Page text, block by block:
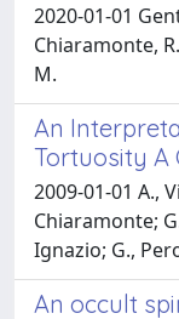
2020-01-01
Chiaramonte,
M.
An
Tortuosity A
2009-01-01 A.,
Chiaramonte;
Ignazio; G.,
An occult